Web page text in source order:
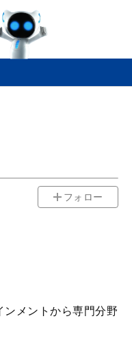
フォロー
メントから専門分野